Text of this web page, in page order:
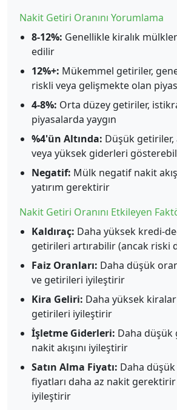
Nakit Getiri Oranını Yorumlama
8-12%: Genellikle kiralık
edilir
12%+: Mükemmel getiriler,
riskli veya gelişmekte olan
4-8%: Orta düzey getiriler,
piyasalarda yaygın
%4'ün Altında: Düşük getiriler,
veya yüksek giderleri
Negatif: Mülk negatif nakit
yatırım gerektirir
Nakit Getiri Oranını Etkileyen
Kaldıraç: Daha yüksek kredi-
getirileri artırabilir (ancak riski
Faiz Oranları: Daha düşük
ve getirileri iyileştirir
Kira Geliri: Daha yüksek
getirileri iyileştirir
İşletme Giderleri: Daha
nakit akışını iyileştirir
Satın Alma Fiyatı: Daha düşük
fiyatları daha az nakit
iyileştirir